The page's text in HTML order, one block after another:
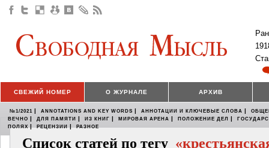
СВЕЖИЙ НОМЕР О ЖУРНАЛЕ АРХИВ
№1/2021 | ANNOTATIONS AND KEY WORDS | АННОТАЦИИ И КЛЮЧЕВЫЕ СЛОВА |
ВЕЧНО | ДЛЯ ПАМЯТИ | ИЗ КНИГ | МИРОВАЯ АРЕНА | ПОЛОЖЕНИЕ ДЕЛ |
ПОЛЯХ | РЕЦЕНЗИИ | РАЗНОЕ
Список статей по тегу